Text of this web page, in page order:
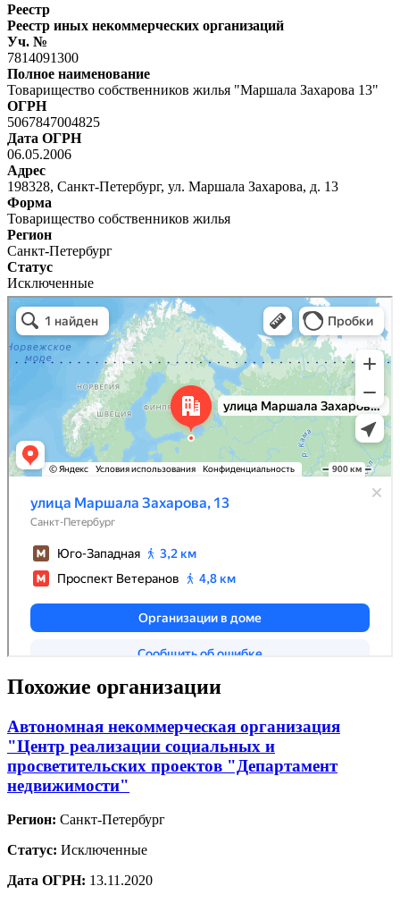
Реестр
Реестр иных некоммерческих организаций
Уч. №
7814091300
Полное наименование
Товарищество собственников жилья "Маршала Захарова 13"
ОГРН
5067847004825
Дата ОГРН
06.05.2006
Адрес
198328, Санкт-Петербург, ул. Маршала Захарова, д. 13
Форма
Товарищество собственников жилья
Регион
Санкт-Петербург
Статус
Исключенные
Похожие организации
Автономная некоммерческая организация
"Центр реализации социальных и
просветительских проектов "Департамент
недвижимости"
Регион: Санкт-Петербург
Статус: Исключенные
Дата ОГРН: 13.11.2020